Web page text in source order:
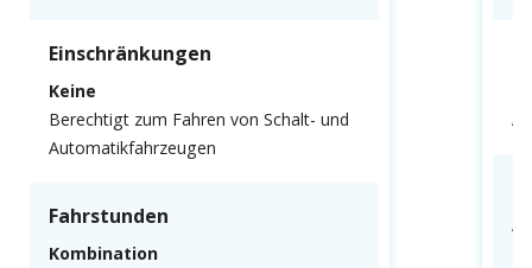
Einschränkungen
Keine
Berechtigt zum Fahren von Schalt- und
Automatikfahrzeugen
Fahrstunden
Kombination